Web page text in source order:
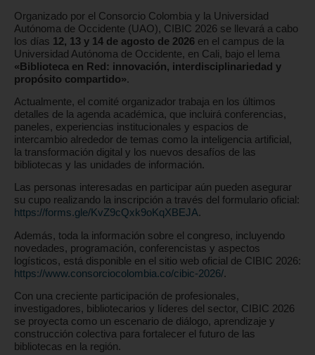
Organizado por el Consorcio Colombia y la Universidad
Autónoma de Occidente (UAO), CIBIC 2026 se llevará a cabo
los días 12, 13 y 14 de agosto de 2026 en el campus de la
Universidad Autónoma de Occidente, en Cali, bajo el lema
«Biblioteca en Red: innovación, interdisciplinariedad y
propósito compartido».
Actualmente, el comité organizador trabaja en los últimos
detalles de la agenda académica, que incluirá conferencias,
paneles, experiencias institucionales y espacios de
intercambio alrededor de temas como la inteligencia artificial,
la transformación digital y los nuevos desafíos de las
bibliotecas y las unidades de información.
Las personas interesadas en participar aún pueden asegurar
su cupo realizando la inscripción a través del formulario oficial:
https://forms.gle/KvZ9cQxk9oKqXBEJA.
Además, toda la información sobre el congreso, incluyendo
novedades, programación, conferencistas y aspectos
logísticos, está disponible en el sitio web oficial de CIBIC 2026:
https://www.consorciocolombia.co/cibic-2026/.
Con una creciente participación de profesionales,
investigadores, bibliotecarios y líderes del sector, CIBIC 2026
se proyecta como un escenario de diálogo, aprendizaje y
construcción colectiva para fortalecer el futuro de las
bibliotecas en la región.